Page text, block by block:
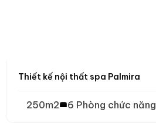
Thiết kế nội thất spa Palmira
250m2 6 Phòng chức năng